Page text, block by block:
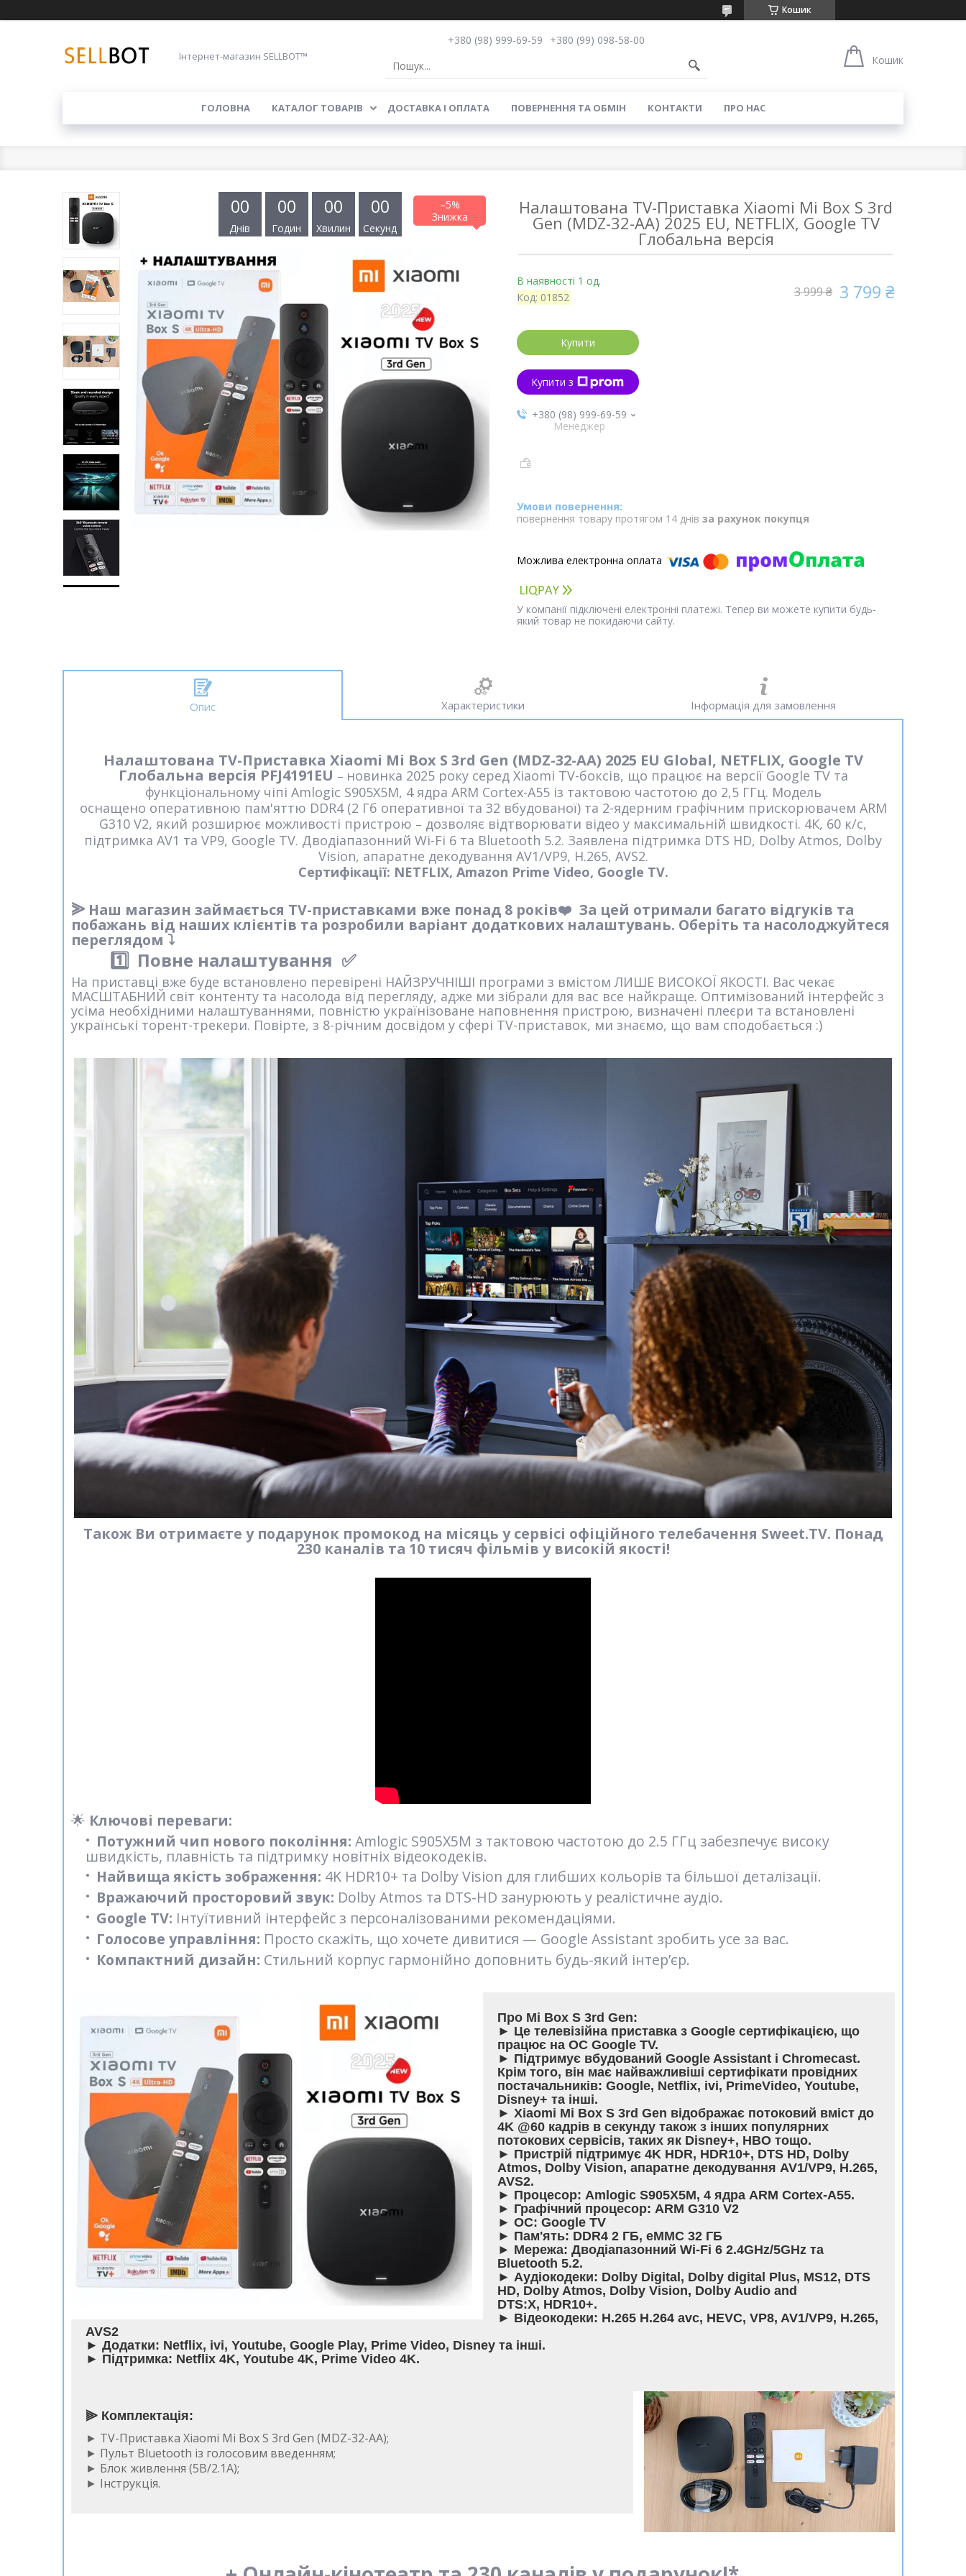
Кошик
Інтернет-магазин SELLBOT™
+380 (98) 999-69-59
+380 (99) 098-58-00
Кошик
ГОЛОВНА КАТАЛОГ ТОВАРІВ ДОСТАВКА І ОПЛАТА ПОВЕРНЕННЯ ТА ОБМІН КОНТАКТИ ПРО НАС
–5%
00
Днів
00
Годин
00
Хвилин
00
Секунд
Налаштована TV-Приставка Xiaomi Mi Box S 3rd
Gen (MDZ-32-AA) 2025 EU, NETFLIX, Google TV
Глобальна версія
В наявності 1 од.
Код: 01852 3 999 ₴ 3 799 ₴
Купити
Купити з
+380 (98) 999-69-59
Менеджер
повернення товару протягом 14 днів за рахунок покупця
У компанії підключені електронні платежі. Тепер ви можете купити будь-
який товар не покидаючи сайту.
Опис Характеристики Інформація для замовлення
Налаштована TV-Приставка Xiaomi Mi Box S 3rd Gen (MDZ-32-AA) 2025 EU Global, NETFLIX, Google TV
Глобальна версія PFJ4191EU – новинка 2025 року серед Xiaomi TV-боксів, що працює на версії Google TV та
функціональному чіпі Amlogic S905X5M, 4 ядра ARM Cortex-A55 із тактовою частотою до 2,5 ГГц. Модель
оснащено оперативною пам'яттю DDR4 (2 Гб оперативної та 32 вбудованої) та 2-ядерним графічним прискорювачем ARM
G310 V2, який розширює можливості пристрою – дозволяє відтворювати відео у максимальній швидкості. 4К, 60 к/с,
підтримка AV1 та VP9, ​​Google TV. Дводіапазонний Wi-Fi 6 та Bluetooth 5.2. Заявлена ​​підтримка DTS HD, Dolby Atmos, Dolby
Vision, апаратне декодування AV1/VP9, H.265, AVS2.
Cертифікації: NETFLIX, Amazon Prime Video, Google TV.
⪢ Наш магазин займається TV-приставками вже понад 8 років❤️ За цей отримали багато відгуків та
побажань від наших клієнтів та розробили варіант додаткових налаштувань. Оберіть та насолоджуйтеся
переглядом ⤵️
1️⃣Повне налаштування ✅
На приставці вже буде встановлено перевірені НАЙЗРУЧНІШІ програми з вмістом ЛИШЕ ВИСОКОЇ ЯКОСТІ. Вас чекає
МАСШТАБНИЙ світ контенту та насолода від перегляду, адже ми зібрали для вас все найкраще. Оптимізований інтерфейс з
усіма необхідними налаштуваннями, повністю українізоване наповнення пристрою, визначені плеєри та встановлені
українські торент-трекери. Повірте, з 8-річним досвідом у сфері TV-приставок, ми знаємо, що вам сподобається :)
Також Ви отримаєте у подарунок промокод на місяць у сервісі офіційного телебачення Sweet.TV. Понад
230 каналів та 10 тисяч фільмів у високій якості!
🌟 Ключові переваги:
Потужний чип нового покоління: Amlogic S905X5M з тактовою частотою до 2.5 ГГц забезпечує високу
швидкість, плавність та підтримку новітніх відеокодеків.
Найвища якість зображення: 4K HDR10+ та Dolby Vision для глибших кольорів та більшої деталізації.
Вражаючий просторовий звук: Dolby Atmos та DTS-HD занурюють у реалістичне аудіо.
Google TV: Інтуїтивний інтерфейс з персоналізованими рекомендаціями.
Голосове управління: Просто скажіть, що хочете дивитися — Google Assistant зробить усе за вас.
Компактний дизайн: Стильний корпус гармонійно доповнить будь-який інтер’єр.
Про Mi Box S 3rd Gen:
► Це телевізійна приставка з Google сертифікацією, що
працює на ОС Google TV.
► Підтримує вбудований Google Assistant і Chromecast.
Крім того, він має найважливіші сертифікати провідних
постачальників: Google, Netflix, ivi, PrimeVideo, Youtube,
Disney+ та інші.
► Xiaomi Mi Box S 3rd Gen відображає потоковий вміст до
4K @60 кадрів в секунду також з інших популярних
потокових сервісів, таких як Disney+, HBO тощо.
► Пристрій підтримує 4K HDR, HDR10+, DTS HD, Dolby
Atmos, Dolby Vision, апаратне декодування AV1/VP9, H.265,
AVS2.
► Процесор: Amlogic S905X5M, 4 ядра ARM Cortex-A55.
► Графічний процесор: ARM G310 V2
► ОС: Google TV
► Пам'ять: DDR4 2 ГБ, eMMC 32 ГБ
► Мережа: Дводіапазонний Wi-Fi 6 2.4GHz/5GHz та
Bluetooth 5.2.
► Аудіокодеки: Dolby Digital, Dolby digital Plus, MS12, DTS
HD, Dolby Atmos, Dolby Vision, Dolby Audio and
DTS:X, HDR10+.
► Відеокодеки: H.265 H.264 avc, HEVC, VP8, AV1/VP9, H.265,
AVS2
► Додатки: Netflix, ivi, Youtube, Google Play, Prime Video, Disney та інші.
► Підтримка: Netflix 4K, Youtube 4K, Prime Video 4K.
⫸ Комплектація:
► TV-Приставка Xiaomi Mi Box S 3rd Gen (MDZ-32-AA);
► Пульт Bluetooth із голосовим введенням;
► Блок живлення (5В/2.1А);
► Інструкція.